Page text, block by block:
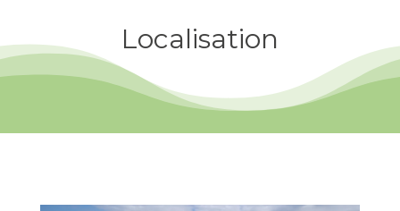
Localisation